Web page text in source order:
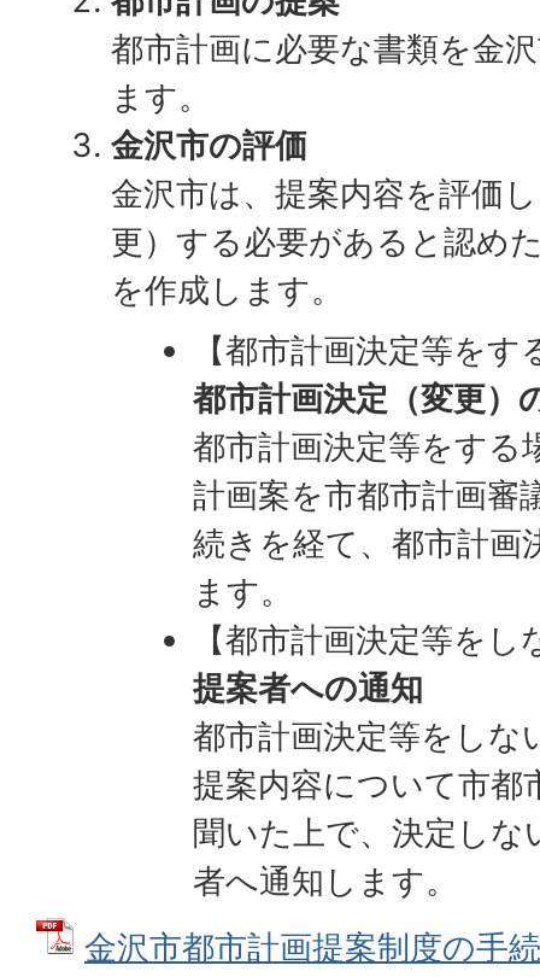
都市計画に必要な書類を金
ます。
金沢市の評価
金沢市は、提案内容を評価
更）する必要があると認め
を作成します。
【都市計画決定等をす
都市計画決定（変更）
都市計画決定等をする
計画案を市都市計画審
続きを経て、都市計画
ます。
【都市計画決定等をし
提案者への通知
都市計画決定等をしな
提案内容について市都
聞いた上で、決定し
者へ通知します。
金沢市都市計画提案制度の手